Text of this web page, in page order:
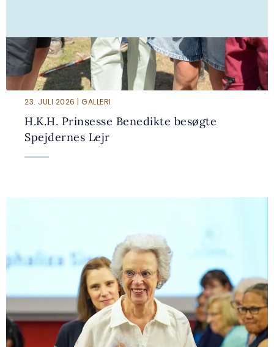
23. JULI 2026 | GALLERI
H.K.H. Prinsesse Benedikte besøgte
Spejdernes Lejr